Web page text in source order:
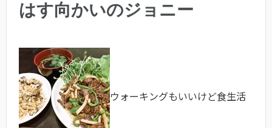
はす向かいのジョニー
ウォーキングもいいけど食生活